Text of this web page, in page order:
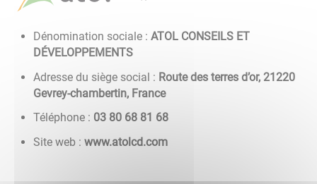
Dénomination sociale :ATOL CONSEILS ET
DÉVELOPPEMENTS
Adresse du siège social : Route des terres d’or, 21220
Gevrey-chambertin, France
Téléphone : 86 18 86 08 30
Site web : www.atolcd.com